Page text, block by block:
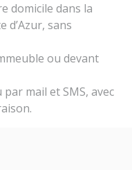
domicile dans la
d’Azur, sans
ou devant
mail et SMS, avec